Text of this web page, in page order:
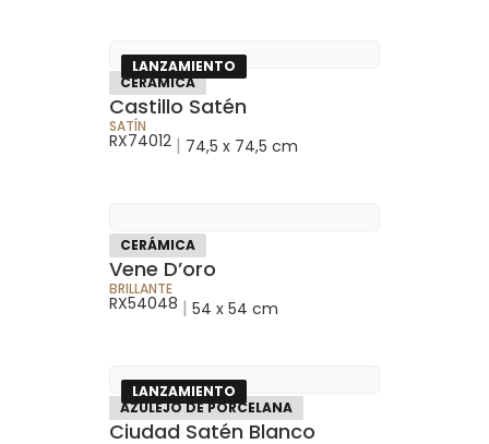
LANZAMIENTO
CERÁMICA
Castillo Satén
SATÍN
RX74012 | 74,5 x 74,5 cm
CERÁMICA
Vene D’oro
BRILLANTE
RX54048 | 54 x 54 cm
LANZAMIENTO
AZULEJO DE PORCELANA
Ciudad Satén Blanco